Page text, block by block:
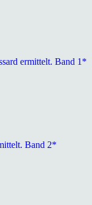
ermittelt. Band 1*
Band 2*